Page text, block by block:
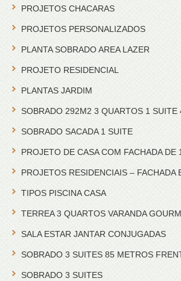
PROJETOS CHACARAS
PROJETOS PERSONALIZADOS
PLANTA SOBRADO AREA LAZER
PROJETO RESIDENCIAL
PLANTAS JARDIM
SOBRADO 292M2 3 QUARTOS 1 SUITE
SOBRADO SACADA 1 SUITE
PROJETO DE CASA COM FACHADA DE
PROJETOS RESIDENCIAIS – FACHADA
TIPOS PISCINA CASA
TERREA 3 QUARTOS VARANDA
SALA ESTAR JANTAR CONJUGADAS
SOBRADO 3 SUITES 85 METROS
SOBRADO 3 SUITES